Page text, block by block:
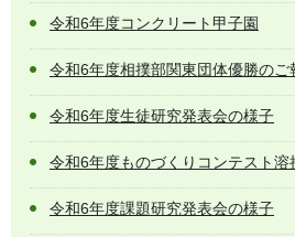
令和6年度コンクリート甲子園
令和6年度相撲部関東団体優勝のご
令和6年度生徒研究発表会の様子
令和6年度ものづくりコンテスト溶
令和6年度課題研究発表会の様子